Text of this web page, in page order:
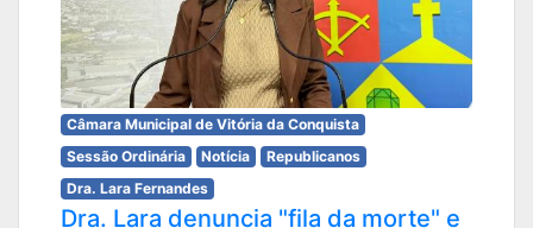
Câmara Municipal de Vitória da Conquista
Sessão Ordinária
Notícia
Republicanos
Dra. Lara Fernandes
Dra. Lara denuncia "fila da morte" e